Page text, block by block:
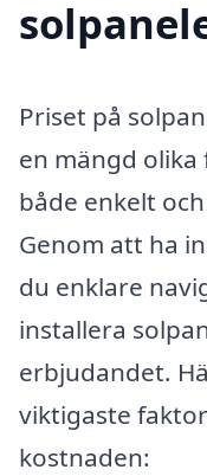
Priset på
en mängd
både enkelt
Genom att ha
du enklare
installera
erbjudandet.
viktigaste
kostnaden: